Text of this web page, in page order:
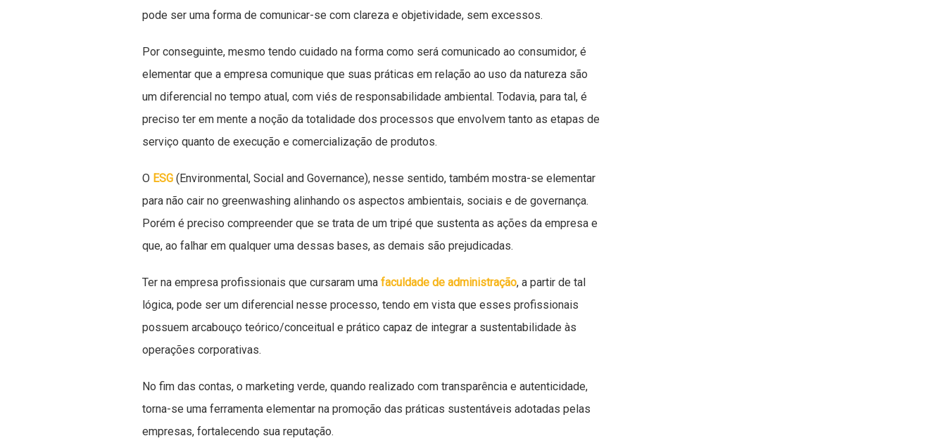
pode ser uma forma de comunicar-se com clareza e objetividade, sem excessos.
Por conseguinte, mesmo tendo cuidado na forma como será comunicado ao consumidor, é
elementar que a empresa comunique que suas práticas em relação ao uso da natureza são
um diferencial no tempo atual, com viés de responsabilidade ambiental. Todavia, para tal, é
preciso ter em mente a noção da totalidade dos processos que envolvem tanto as etapas de
serviço quanto de execução e comercialização de produtos.
O ESG (Environmental, Social and Governance), nesse sentido, também mostra-se elementar
para não cair no greenwashing alinhando os aspectos ambientais, sociais e de governança.
Porém é preciso compreender que se trata de um tripé que sustenta as ações da empresa e
que, ao falhar em qualquer uma dessas bases, as demais são prejudicadas.
Ter na empresa profissionais que cursaram uma faculdade de administração, a partir de tal
lógica, pode ser um diferencial nesse processo, tendo em vista que esses profissionais
possuem arcabouço teórico/conceitual e prático capaz de integrar a sustentabilidade às
operações corporativas.
No fim das contas, o marketing verde, quando realizado com transparência e autenticidade,
torna-se uma ferramenta elementar na promoção das práticas sustentáveis adotadas pelas
empresas, fortalecendo sua reputação.